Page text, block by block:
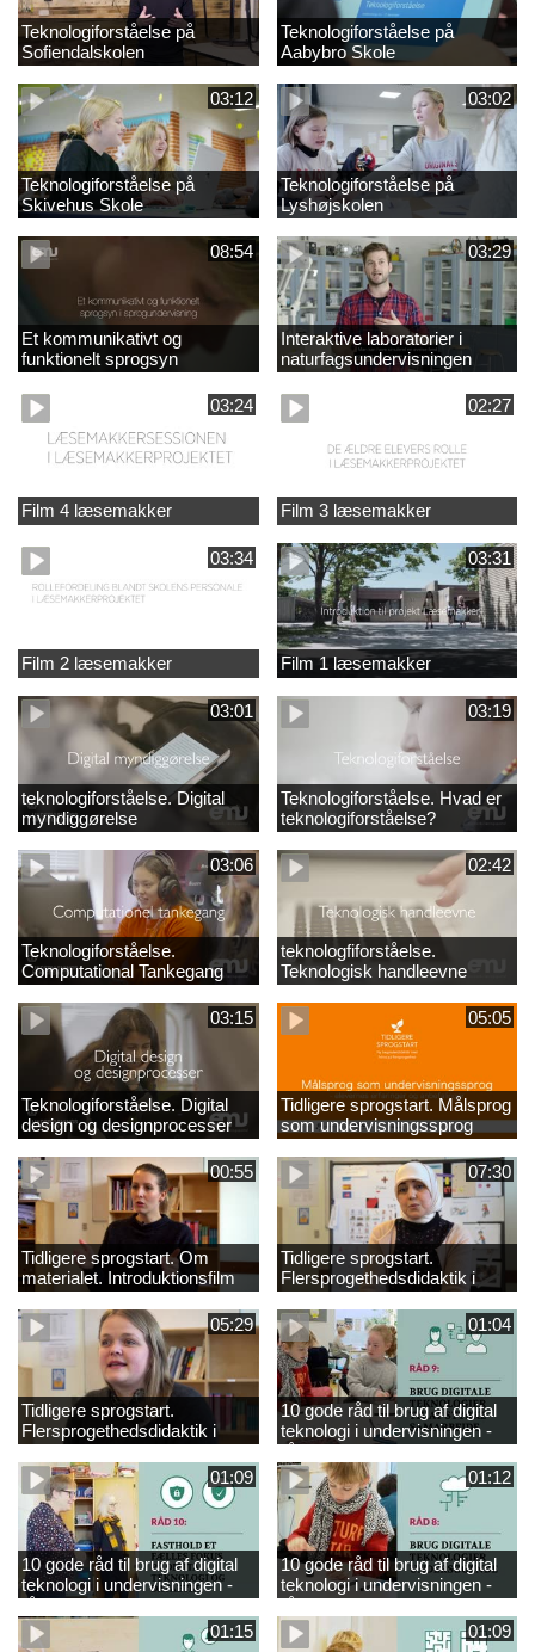
Teknologiforståelse på
Sofiendalskolen
Teknologiforståelse på
Aabybro Skole
03:12
Teknologiforståelse på
Skivehus Skole
03:02
Teknologiforståelse på
Lyshøjskolen
08:54
Et kommunikativt og
funktionelt sprogsyn
03:29
Interaktive laboratorier i
naturfagsundervisningen
03:24
Film 4 læsemakker
02:27
Film 3 læsemakker
03:34
Film 2 læsemakker
03:31
Film 1 læsemakker
03:01
teknologiforståelse. Digital
myndiggørelse
03:19
Teknologiforståelse. Hvad er
teknologiforståelse?
03:06
Teknologiforståelse.
Computational Tankegang
02:42
teknologfiforståelse.
Teknologisk handleevne
03:15
Teknologiforståelse. Digital
design og designprocesser
05:05
Tidligere sprogstart. Målsprog
som undervisningssprog
00:55
Tidligere sprogstart. Om
materialet. Introduktionsfilm
07:30
Tidligere sprogstart.
Flersprogethedsdidaktik i
fransk og tysk
05:29
Tidligere sprogstart.
Flersprogethedsdidaktik i
engelsk
01:04
10 gode råd til brug af digital
teknologi i undervisningen -
råd 9
01:09
10 gode råd til brug af digital
teknologi i undervisningen -
råd 10
01:12
10 gode råd til brug af digital
teknologi i undervisningen -
råd 8
01:15
01:09